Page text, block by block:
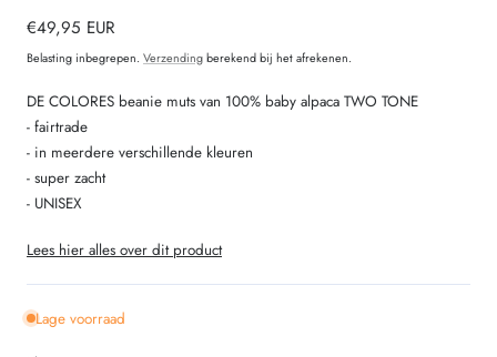
Normale
prijs
€49,95 EUR
Belasting inbegrepen. Verzendingberekend bij het afrekenen.
DE COLORES beanie muts van 100% baby alpaca TWO TONE
- fairtrade
- in meerdere verschillende kleuren
- super zacht
- UNISEX
Lees hier alles over dit product
Lage voorraad